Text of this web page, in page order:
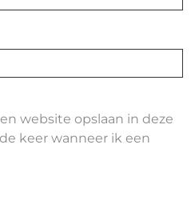
website opslaan in deze
keer wanneer ik een